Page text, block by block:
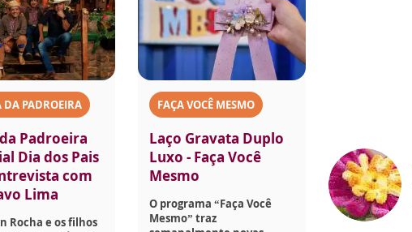
DA PADROEIRA
Padroeira
Dia dos Pais
com
Lima
Rocha e os filhos
FAÇA VOCÊ MESMO
Laço Gravata Duplo
Luxo - Faça Você
Mesmo
O programa “Faça Você
Mesmo” traz